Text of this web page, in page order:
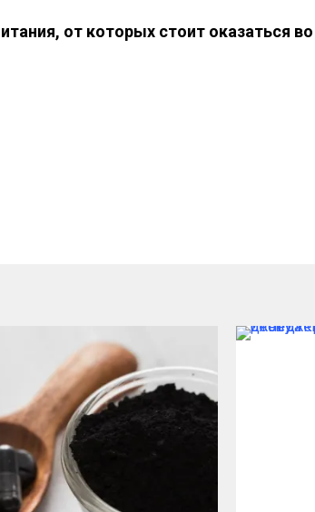
от которых стоит оказаться во